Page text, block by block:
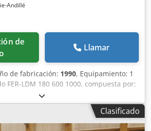
Andillé
Llamar
de fabricación: 1990, Equipamiento: 1
FER-LDM 180 600 1000, compuesta por:
con mesa giratoria manual 1
Nbms Ai Sja 1 grupo de fresado para
encolado 1 unidad de achaflanado y
1 motosierra + prensa hidráulica de
Clasificado